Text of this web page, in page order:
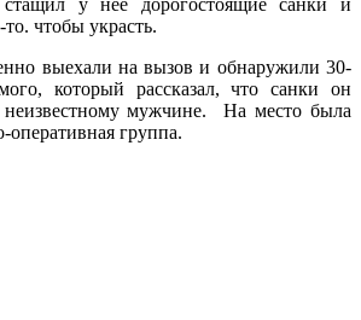
чтобы украсть.
выехали на вызов и обнаружили 30-
который рассказал, что санки он
неизвестному мужчине. На место была
оперативная группа.